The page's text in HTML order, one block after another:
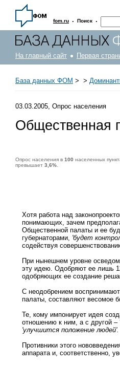
fom.ru · Поиск ·
На главный сайт Первая
База данных ФОМ > >
03.03.2005, Опрос населения
Общественная
Опрос населения в 100 населенных
превышает 3,6%
Хотя работа над
понимающих, зачем
Общественной палаты и ее
губернаторами, 'будет
содействуя
При нынешнем уровне
эту идею. Одобряют ее лишь
одобряющих ее создание
С неодобрением
палаты, составляют весомое
Те, кому импонирует идея
отношению к ним, а с другой –
'улучшится положение людей'.
Противники этого
аппарата и, соответственно,